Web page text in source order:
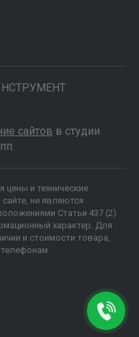
сайтов в студии
цены и технические
не являются
Статьи 437 (2)
характер. Для
и стоимости товара,